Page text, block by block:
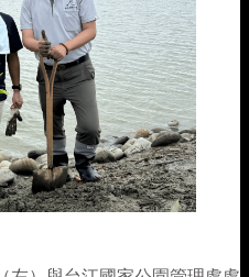
租車)
)推薦
薦
速理賠
難救助
險總覽
覽
合保險
險總覽
言
介